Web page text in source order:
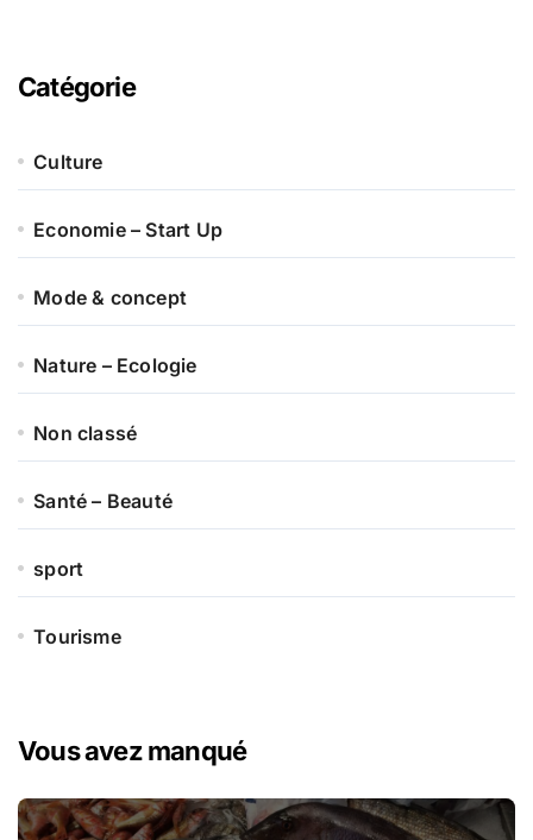
Catégorie
Culture
Economie – Start Up
Mode & concept
Nature – Ecologie
Non classé
Santé – Beauté
sport
Tourisme
Vous avez manqué